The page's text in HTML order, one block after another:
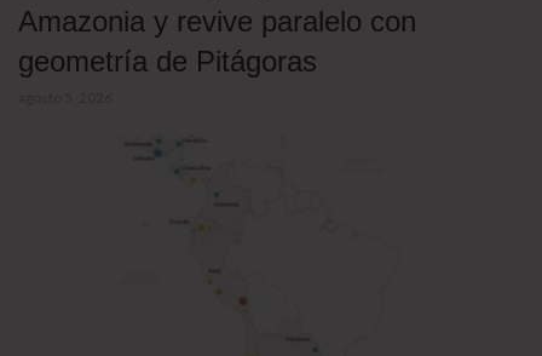
Amazonia y revive paralelo con
geometría de Pitágoras